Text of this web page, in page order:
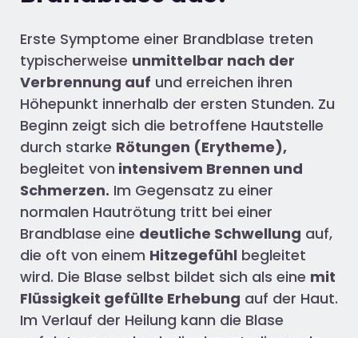
Erste Symptome einer Brandblase treten
typischerweise unmittelbar nach der
Verbrennung auf und erreichen ihren
Höhepunkt innerhalb der ersten Stunden. Zu
Beginn zeigt sich die betroffene Hautstelle
durch starke Rötungen (Erytheme),
begleitet von intensivem Brennen und
Schmerzen. Im Gegensatz zu einer
normalen Hautrötung tritt bei einer
Brandblase eine deutliche Schwellung auf,
die oft von einem Hitzegefühl begleitet
wird. Die Blase selbst bildet sich als eine mit
Flüssigkeit gefüllte Erhebung auf der Haut.
Im Verlauf der Heilung kann die Blase